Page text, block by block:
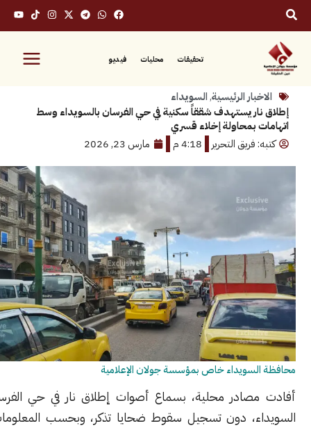
محليات فيديو
الرئيسية,السويداء
يستهدف شققاً سكنية في حي الفرسان بالسويداء وسط
بمحاولة إخلاء قسري
فريق التحرير
4:18 م مارس 23, 2026
خاص بمؤسسة جولان الإعلامية
محلية، بسماع أصوات إطلاق نار في حي الفرسان بمدينة
دون تسجيل سقوط ضحايا تذكر، وبحسب المعلومات، أطلقت